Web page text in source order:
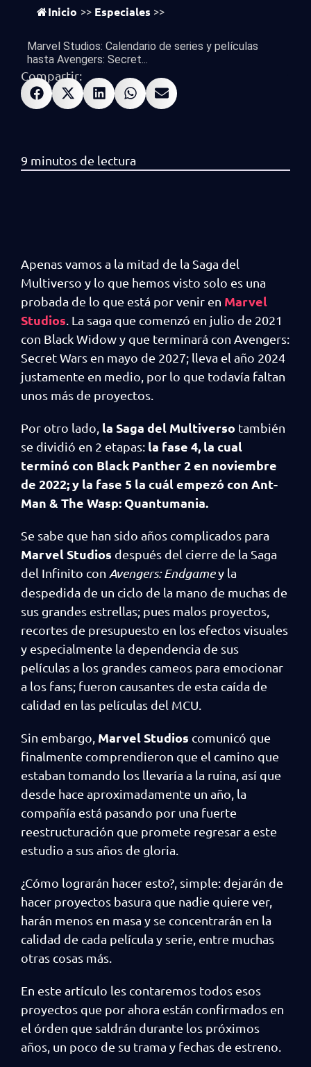
Inicio >> Especiales >>
Marvel Studios: Calendario de series y películas
hasta Avengers: Secret...
Compartir:
Apenas vamos a la mitad de la Saga del
Multiverso y lo que hemos visto solo es una
probada de lo que está por venir en Marvel
Studios . La saga que comenzó en julio de 2021
con Black Widow y que terminará con Avengers:
Secret Wars en mayo de 2027; lleva el año 2024
justamente en medio, por lo que todavía faltan
unos más de proyectos.
Por otro lado, la Saga del Multiverso también
se dividió en 2 etapas: la fase 4, la cual
terminó con Black Panther 2 en noviembre
de 2022; y la fase 5 la cuál empezó con Ant-
Man & The Wasp: Quantumania.
Se sabe que han sido años complicados para
Marvel Studios después del cierre de la Saga
del Infinito con Avengers: Endgamey la
despedida de un ciclo de la mano de muchas de
sus grandes estrellas; pues malos proyectos,
recortes de presupuesto en los efectos visuales
y especialmente la dependencia de sus
películas a los grandes cameos para emocionar
a los fans; fueron causantes de esta caída de
calidad en las películas del MCU.
Sin embargo, Marvel Studios comunicó que
finalmente comprendieron que el camino que
estaban tomando los llevaría a la ruina, así que
desde hace aproximadamente un año, la
compañía está pasando por una fuerte
reestructuración que promete regresar a este
estudio a sus años de gloria.
¿Cómo lograrán hacer esto?, simple: dejarán de
hacer proyectos basura que nadie quiere ver,
harán menos en masa y se concentrarán en la
calidad de cada película y serie, entre muchas
otras cosas más.
En este artículo les contaremos todos esos
proyectos que por ahora están confirmados en
el órden que saldrán durante los próximos
años, un poco de su trama y fechas de estreno.